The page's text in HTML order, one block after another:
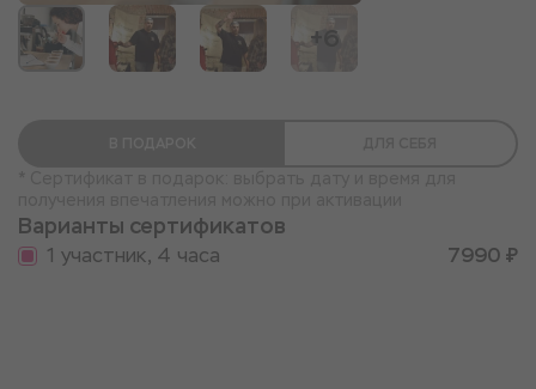
+6
Варианты сертификатов
1 участник, 4 часа 7990 ₽